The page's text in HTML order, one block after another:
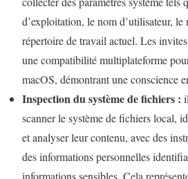
d’exploitation, le nom d’utilisateur, le
répertoire de travail actuel. Les
une compatibilité multiplateforme
macOS, démontrant une conscience
Inspection du système de fichiers :
scanner le système de fichiers local,
et analyser leur contenu, avec des
des informations personnelles